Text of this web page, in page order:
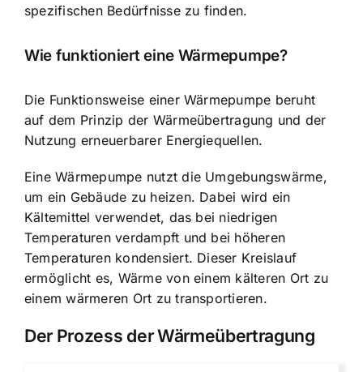
spezifischen Bedürfnisse zu finden.
Wie funktioniert eine Wärmepumpe?
Die Funktionsweise einer Wärmepumpe beruht
auf dem Prinzip der Wärmeübertragung und der
Nutzung erneuerbarer Energiequellen.
Eine Wärmepumpe nutzt die Umgebungswärme,
um ein Gebäude zu heizen. Dabei wird ein
Kältemittel verwendet, das bei niedrigen
Temperaturen verdampft und bei höheren
Temperaturen kondensiert. Dieser Kreislauf
ermöglicht es, Wärme von einem kälteren Ort zu
einem wärmeren Ort zu transportieren.
Der Prozess der Wärmeübertragung